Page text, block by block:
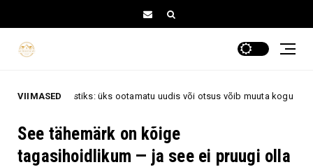
VIIMASED
10. augustiks: üks ootamatu uudis või otsus võib muuta kogu nädala
See tähemärk on kõige
tagasihoidlikum — ja see ei pruugi olla